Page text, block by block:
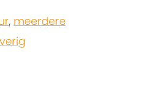
, meerdere